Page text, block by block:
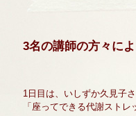
3名の講師の方々に
1日目は、いしずか久見子
「座ってできる代謝スト